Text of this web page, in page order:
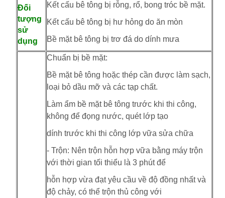
Đối
tượng
sử
dụng
Kết cấu bê tông bị rỗng, rổ, bong tróc bề mặt.
Kết cấu bê tông bị hư hỏng do ăn mòn
Bề mặt bê tông bị trơ đá do dính mưa
Chuẩn bị bề mặt:
Bề mặt bê tông hoặc thép cần được làm sạch,
loại bỏ dầu mỡ và các tạp chất.
Làm ẩm bề mặt bê tông trước khi thi công,
không để đọng nước, quét lớp tạo
dính trước khi thi công lớp vữa sửa chữa
- Trộn: Nên trộn hỗn hợp vữa bằng máy trộn
với thời gian tối thiểu là 3 phút để
hỗn hợp vừa đạt yêu cầu về độ đồng nhất và
độ chảy, có thể trộn thủ công với